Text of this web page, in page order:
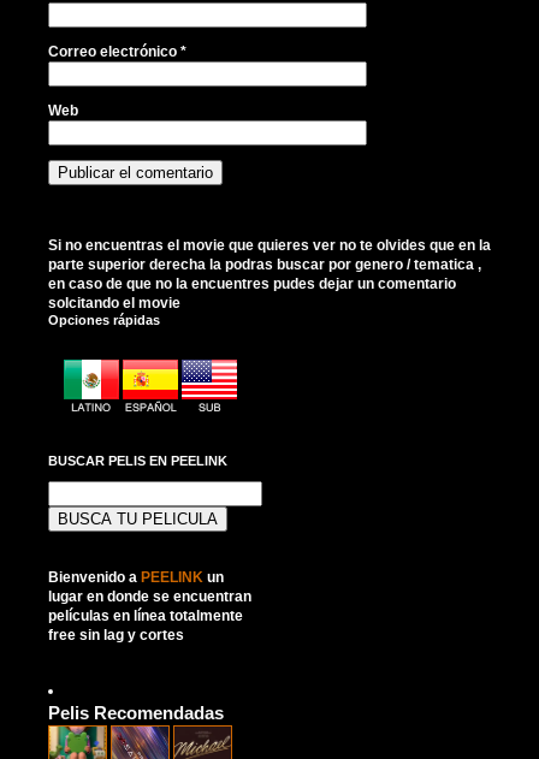
Correo electrónico *
Web
Si no encuentras el movie que quieres ver no te olvides que en la
parte superior derecha la podras buscar por genero / tematica ,
en caso de que no la encuentres pudes dejar un comentario
solcitando el movie
Opciones rápidas
BUSCAR PELIS EN PEELINK
Bienvenido a PEELINK un
lugar en donde se encuentran
películas en línea totalmente
free sin lag y cortes
Pelis Recomendadas